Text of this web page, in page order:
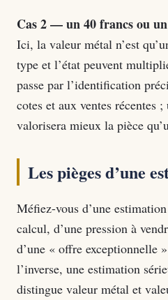
Cas 2 — un 40 francs ou
Ici, la valeur métal n’est
type et l’état peuvent
passe par l’identification
cotes et aux ventes récentes
valorisera mieux la pièce
Les pièges d’une
Méfiez-vous d’une
calcul, d’une pression à
d’une « offre exceptionnelle
l’inverse, une estimation
distingue valeur métal et